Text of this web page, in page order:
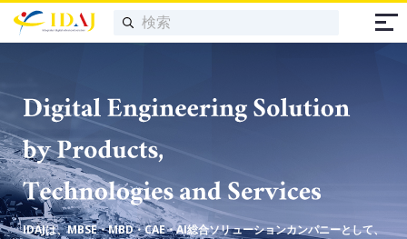
IDAJは、MBSE・MBD・CAE・AI総合ソリューションカンパニーとして、